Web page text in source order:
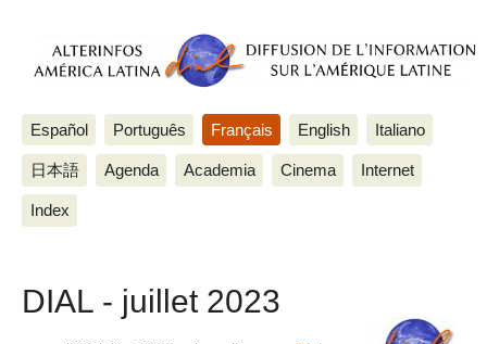
Español Português Français English Italiano
日本語 Agenda Academia Cinema Internet
Index
DIAL - juillet 2023